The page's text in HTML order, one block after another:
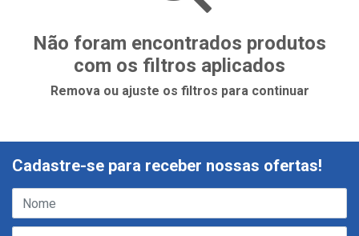
Não foram encontrados produtos
com os filtros aplicados
Remova ou ajuste os filtros para continuar
Cadastre-se para receber nossas ofertas!